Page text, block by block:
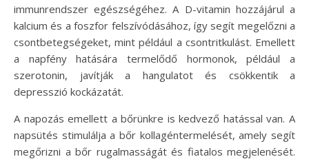
immunrendszer egészségéhez. A D-vitamin hozzájárul a
kalcium és a foszfor felszívódásához, így segít megelőzni a
csontbetegségeket, mint például a csontritkulást. Emellett
a napfény hatására termelődő hormonok, például a
szerotonin, javítják a hangulatot és csökkentik a
depresszió kockázatát.
A napozás emellett a bőrünkre is kedvező hatással van. A
napsütés stimulálja a bőr kollagéntermelését, amely segít
megőrizni a bőr rugalmasságát és fiatalos megjelenését.